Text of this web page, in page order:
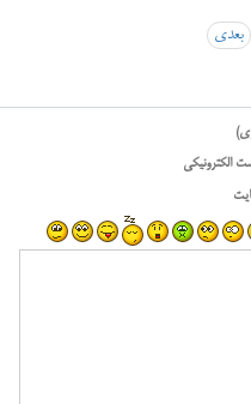
بعدی
الکترونیکی